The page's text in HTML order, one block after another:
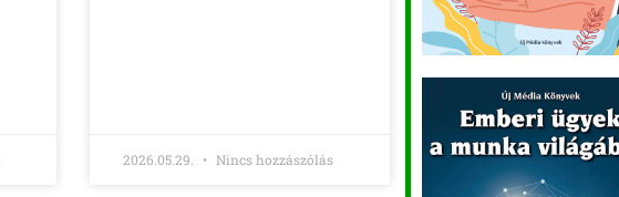
2026.05.29. Nincs hozzászólás